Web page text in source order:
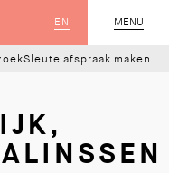
MENU
SLUIT
EN
Sleutelafspraak maken